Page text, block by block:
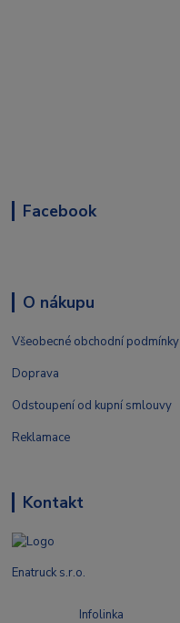
Facebook
O nákupu
Všeobecné obchodní podmínky
Doprava
Odstoupení od kupní smlouvy
Reklamace
Kontakt
Enatruck s.r.o.
Infolinka